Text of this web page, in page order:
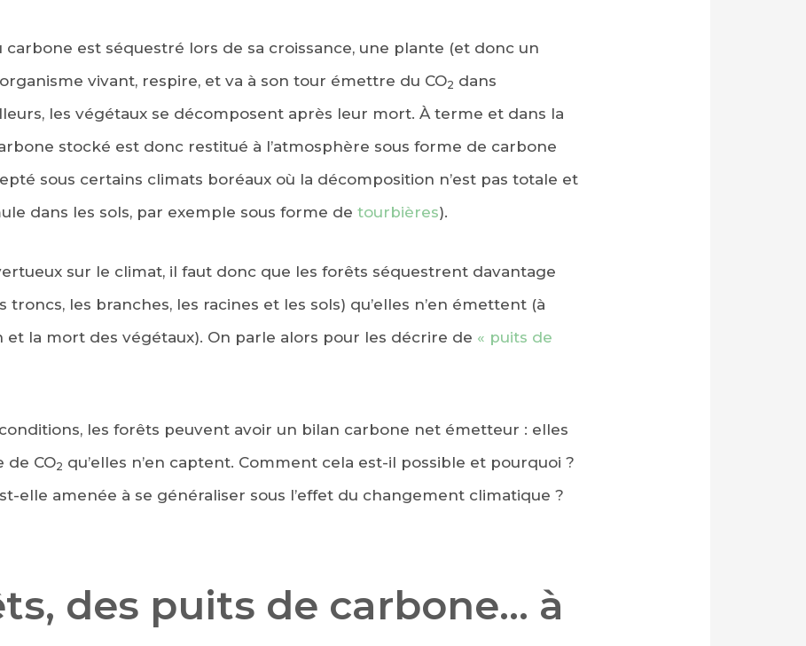
carbone est séquestré lors de sa croissance, une plante (et donc un
vivant, respire, et va à son tour émettre du CO2 dans
les végétaux se décomposent après leur mort. À terme et dans la
stocké est donc restitué à l’atmosphère sous forme de carbone
sous certains climats boréaux où la décomposition n’est pas totale et
dans les sols, par exemple sous forme de tourbières).
sur le climat, il faut donc que les forêts séquestrent davantage
troncs, les branches, les racines et les sols) qu’elles n’en émettent (à
et la mort des végétaux). On parle alors pour les décrire de « puits de
les forêts peuvent avoir un bilan carbone net émetteur : elles
de CO2 qu’elles n’en captent. Comment cela est-il possible et pourquoi ?
elle amenée à se généraliser sous l’effet du changement climatique ?
des puits de carbone… à